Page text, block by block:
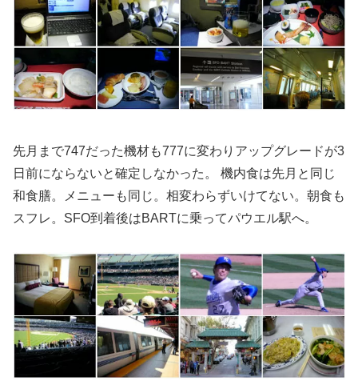
先月まで747だった機材も777に変わりアップグレードが3
日前にならないと確定しなかった。 機内食は先月と同じ
和食膳。メニューも同じ。相変わらずいけてない。朝食も
スフレ。SFO到着後はBARTに乗ってパウエル駅へ。